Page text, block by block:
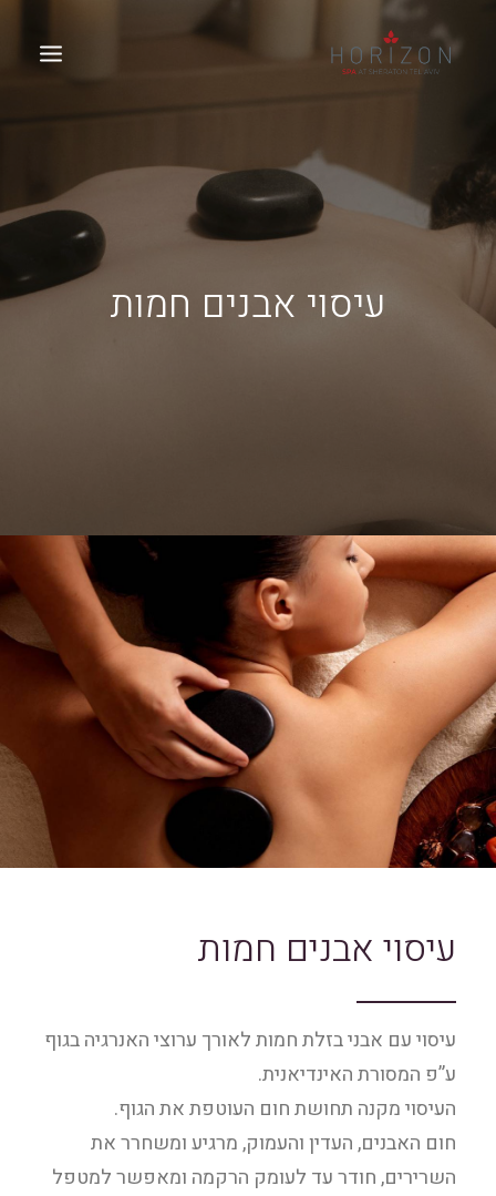
עיסוי אבנים חמות
עיסוי אבנים חמות
עיסוי עם אבני בזלת חמות לאורך ערוצי האנרגיה בגוף
ע”פ המסורת האינדיאנית.
העיסוי מקנה תחושת חום העוטפת את הגוף.
חום האבנים, העדין והעמוק, מרגיע ומשחרר את
השרירים, חודר עד לעומק הרקמה ומאפשר למטפל